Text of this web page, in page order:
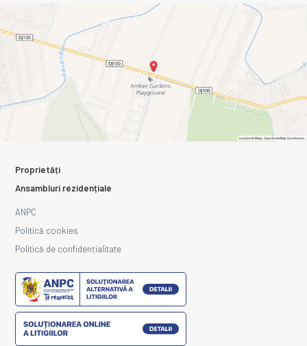
Proprietăți
Ansambluri rezidențiale
ANPC
Politică cookies
Politică de confidențialitate